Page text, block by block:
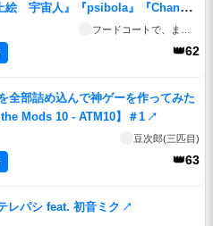
絵 宇宙人』『psibola』『Change
to』
👑62
全部詰め込んで神ゲーを作ってみた
the Mods 10 - ATM10】＃1 ↗
豆次郎(三匹目)
👑63
レパシ feat. 初音ミク ↗